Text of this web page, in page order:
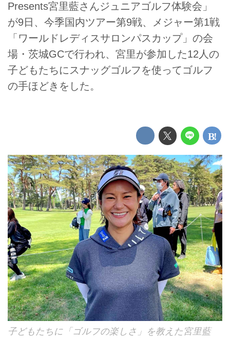
Presents宮里藍さんジュニアゴルフ体験会」
が9日、今季国内ツアー第9戦、メジャー第1戦
「ワールドレディスサロンパスカップ」の会
場・茨城GCで行われ、宮里が参加した12人の
子どもたちにスナッグゴルフを使ってゴルフ
の手ほどきをした。
子どもたちに「ゴルフの楽しさ」を教えた宮里藍